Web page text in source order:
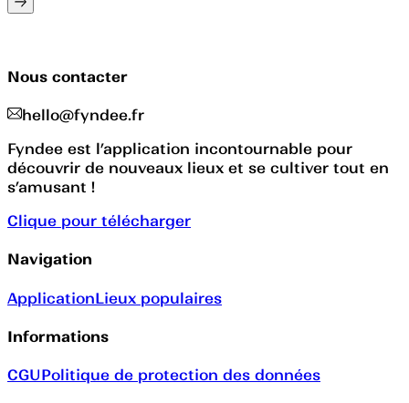
Nous contacter
hello@fyndee.fr
Fyndee est l’application incontournable pour
découvrir de nouveaux lieux et se cultiver tout en
s’amusant !
Clique pour télécharger
Navigation
ApplicationLieux populaires
Informations
CGUPolitique de protection des données